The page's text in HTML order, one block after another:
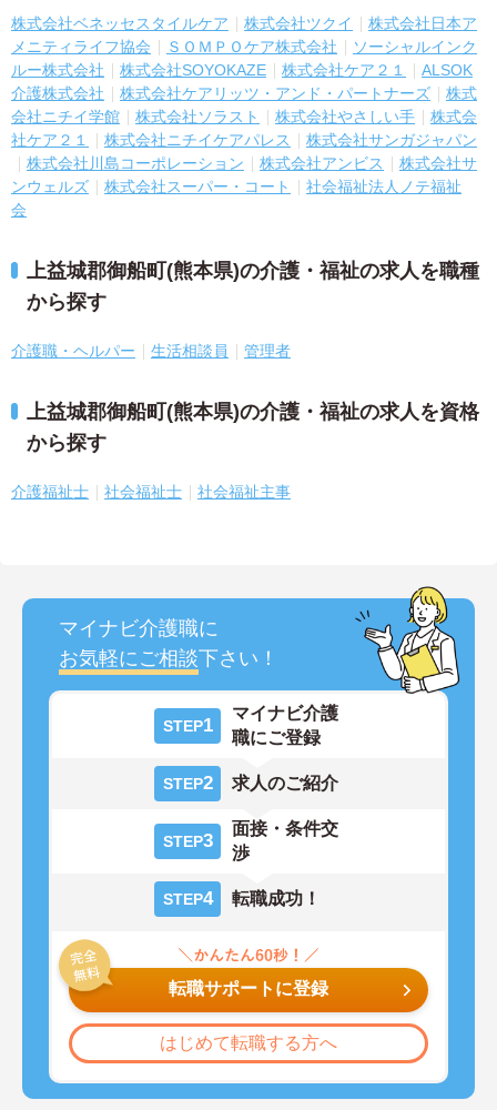
株式会社ベネッセスタイルケア 株式会社ツクイ
株式会社日本ア
メニティライフ協会
ＳＯＭＰＯケア株式会社
ソーシャルインク
ルー株式会社
株式会社SOYOKAZE 株式会社ケア２１
ALSOK
介護株式会社
株式会社ケアリッツ・アンド・パートナーズ
株式
会社ニチイ学館
株式会社ソラスト 株式会社やさしい手
株式会
社ケア２１
株式会社ニチイケアパレス
株式会社サンガジャパン
株式会社川島コーポレーション
株式会社アンビス
株式会社サ
ンウェルズ
株式会社スーパー・コート
社会福祉法人ノテ福祉
会
上益城郡御船町(熊本県)の介護・福祉の求人を職種
から探す
介護職・ヘルパー 生活相談員 管理者
上益城郡御船町(熊本県)の介護・福祉の求人を資格
から探す
介護福祉士 社会福祉士 社会福祉主事
マイナビ介護職に
お気軽にご相談下さい！
STEP1
マイナビ介護
職にご登録
STEP2 求人のご紹介
STEP3
面接・条件交
渉
STEP4 転職成功！
転職サポートに登録
はじめて転職する方へ